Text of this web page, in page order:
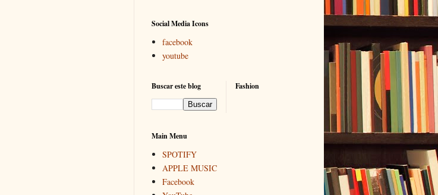
Social Media Icons
facebook
youtube
Buscar este blog Fashion
Main Menu
SPOTIFY
APPLE MUSIC
Facebook